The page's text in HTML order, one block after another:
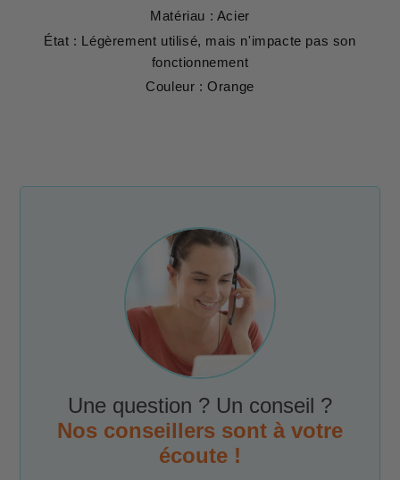
Matériau : Acier
État : Légèrement utilisé, mais n'impacte pas son
fonctionnement
Couleur : Orange
Une question ? Un conseil ?
Nos conseillers sont à votre
écoute !